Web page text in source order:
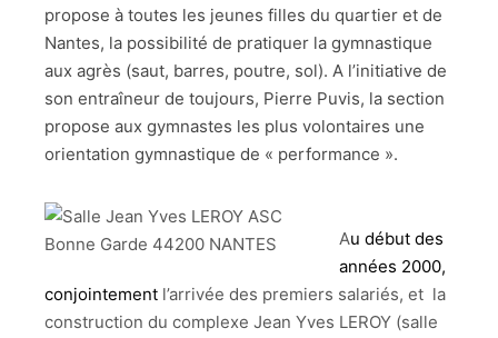
propose à toutes les jeunes filles du quartier et de
Nantes, la possibilité de pratiquer la gymnastique
aux agrès (saut, barres, poutre, sol). A l’initiative de
son entraîneur de toujours, Pierre Puvis, la section
propose aux gymnastes les plus volontaires une
orientation gymnastique de « performance ».
Au début des
années 2000,
conjointement l’arrivée des premiers salariés, et la
construction du complexe Jean Yves LEROY (salle